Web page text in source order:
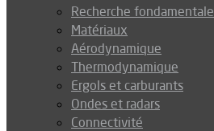
Recherche fondamentale
Matériaux
Aérodynamique
Thermodynamique
Ergols et carburants
Ondes et radars
Connectivité